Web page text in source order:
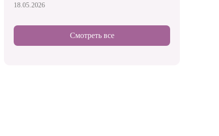
18.05.2026
Смотреть все